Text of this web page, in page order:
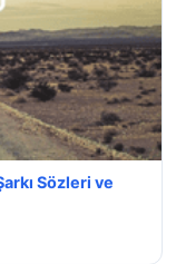
Sözleri ve